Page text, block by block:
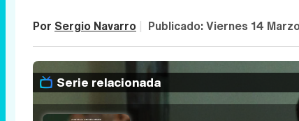
Por Sergio Navarro | Publicado:Viernes 14
Serie relacionada